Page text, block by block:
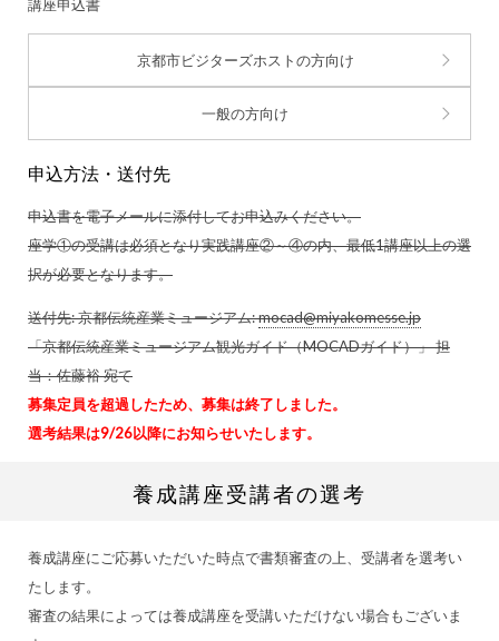
講座申込書
京都市ビジターズホストの方向け
一般の方向け
申込方法・送付先
申込書を電子メールに添付してお申込みください。
座学①の受講は必須となり実践講座②～④の内、最低1講座以上の選
択が必要となります。
送付先: 京都伝統産業ミュージアム:mocad@miyakomesse.jp
「京都伝統産業ミュージアム観光ガイド（MOCADガイド）」 担
当：佐藤裕 宛て
募集定員を超過したため、募集は終了しました。
選考結果は9/26以降にお知らせいたします。
養成講座受講者の選考
養成講座にご応募いただいた時点で書類審査の上、受講者を選考い
たします。
審査の結果によっては養成講座を受講いただけない場合もございま